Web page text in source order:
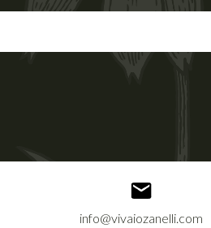
info@vivaiozanelli.com